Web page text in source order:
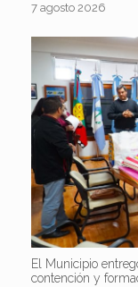
7 agosto 2026
El Municipio
contención y